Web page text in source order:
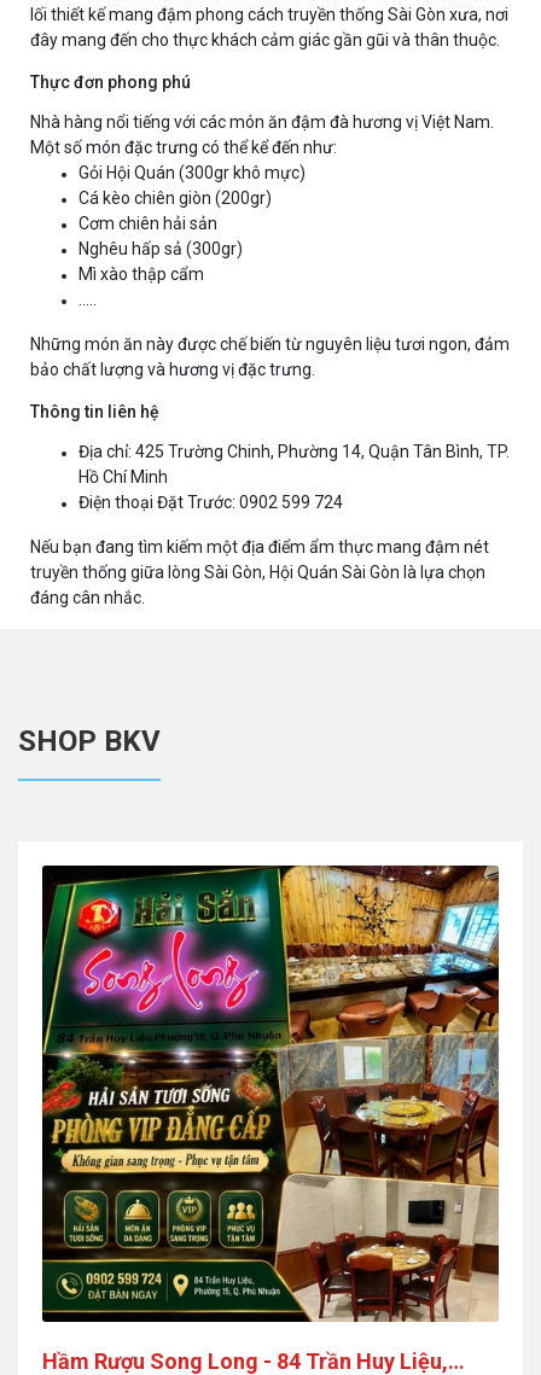
lối thiết kế mang đậm phong cách truyền thống Sài Gòn xưa, nơi
đây mang đến cho thực khách cảm giác gần gũi và thân thuộc.​
Thực đơn phong phú
Nhà hàng nổi tiếng với các món ăn đậm đà hương vị Việt Nam.
Một số món đặc trưng có thể kể đến như:​
Gỏi Hội Quán (300gr khô mực)
Cá kèo chiên giòn (200gr)
Cơm chiên hải sản
Nghêu hấp sả (300gr)
Mì xào thập cẩm
Những món ăn này được chế biến từ nguyên liệu tươi ngon, đảm
bảo chất lượng và hương vị đặc trưng. ​
Thông tin liên hệ
Địa chỉ: 425 Trường Chinh, Phường 14, Quận Tân Bình, TP.
Hồ Chí Minh
Điện thoại Đặt Trước: 0902 599 724
Nếu bạn đang tìm kiếm một địa điểm ẩm thực mang đậm nét
truyền thống giữa lòng Sài Gòn, Hội Quán Sài Gòn là lựa chọn
đáng cân nhắc.
SHOP BKV
Hầm Rượu Song Long - 84 Trần Huy Liệu,